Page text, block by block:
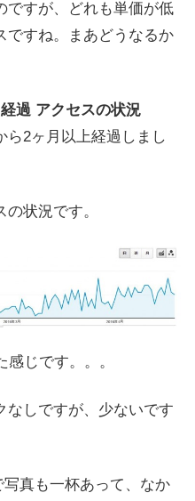
ですが、どれも単価が低
ですね。まあどうなるか
過 アクセスの状況
ら2ヶ月以上経過しまし
状況です。
じです。。。
なしですが、少ないです
真も一杯あって、なか